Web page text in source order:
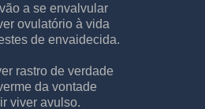
a se envalvular
ovulatório à vida
de envaidecida.
rastro de verdade
da vontade
viver avulso.